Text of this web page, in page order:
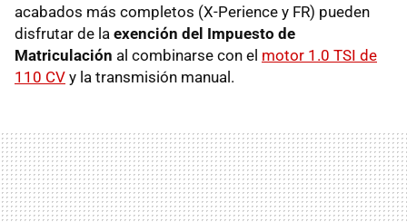
acabados más completos (X-Perience y FR) pueden
disfrutar de la exención del Impuesto de
Matriculación al combinarse con el motor 1.0 TSI de
110 CV y la transmisión manual.